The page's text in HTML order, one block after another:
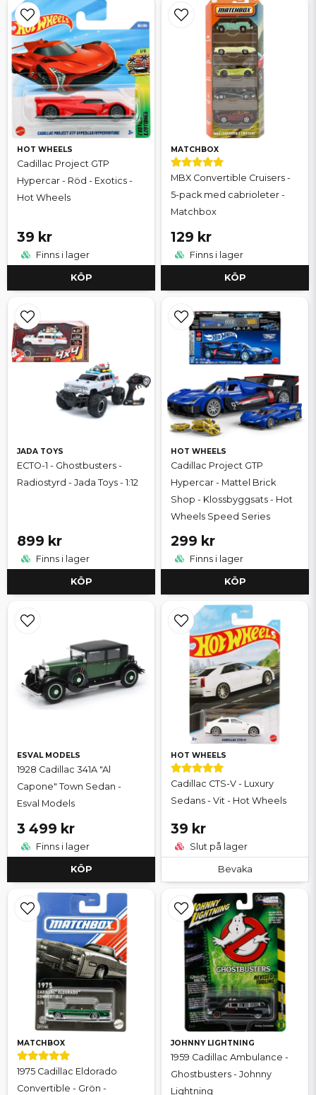
HOT WHEELS
Cadillac Project GTP
Hypercar - Röd - Exotics -
Hot Wheels
39 kr
Finns i lager
KÖP
MATCHBOX
MBX Convertible Cruisers -
5-pack med cabrioleter -
Matchbox
129 kr
Finns i lager
KÖP
JADA TOYS
ECTO-1 - Ghostbusters -
Radiostyrd - Jada Toys - 1:12
899 kr
Finns i lager
KÖP
HOT WHEELS
Cadillac Project GTP
Hypercar - Mattel Brick
Shop - Klossbyggsats - Hot
Wheels Speed Series
299 kr
Finns i lager
KÖP
ESVAL MODELS
1928 Cadillac 341A "Al
Capone" Town Sedan -
Esval Models
3 499 kr
Finns i lager
KÖP
HOT WHEELS
Cadillac CTS-V - Luxury
Sedans - Vit - Hot Wheels
39 kr
Slut på lager
Bevaka
MATCHBOX
1975 Cadillac Eldorado
Convertible - Grön -
JOHNNY LIGHTNING
1959 Cadillac Ambulance -
Ghostbusters - Johnny
Lightning